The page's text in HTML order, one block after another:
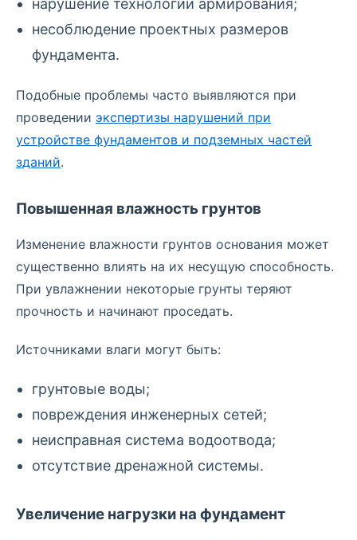
нарушение технологии армирования;
несоблюдение проектных размеров
фундамента.
Подобные проблемы часто выявляются при
проведении экспертизы нарушений при
устройстве фундаментов и подземных частей
зданий.
Повышенная влажность грунтов
Изменение влажности грунтов основания может
существенно влиять на их несущую способность.
При увлажнении некоторые грунты теряют
прочность и начинают проседать.
Источниками влаги могут быть:
грунтовые воды;
повреждения инженерных сетей;
неисправная система водоотвода;
отсутствие дренажной системы.
Увеличение нагрузки на фундамент